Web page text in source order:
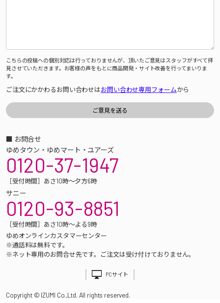
こちらの投稿への個別対応は行っておりませんが、頂いたご意見はスタッフがすべて拝
見させていただきます。お客様の声をもとに商品開発・サイト改善を行ってまいりま
す。
ご注文にかかわるお問い合わせはお問い合わせ専用フォームから
■ お問合せ
ゆめタウン・ゆめマート・ユアーズ
0120-37-1947
［受付時間］あさ10時～夕方6時
サニー
0120-93-8851
［受付時間］あさ10時～よる9時
ゆめオンラインカスタマーセンター
※通話料は無料です。
※ネット専用のお問合せ先です。ご注文は受け付けておりません。
PCサイト
Copyright © IZUMI Co.,Ltd. All rights reserved.